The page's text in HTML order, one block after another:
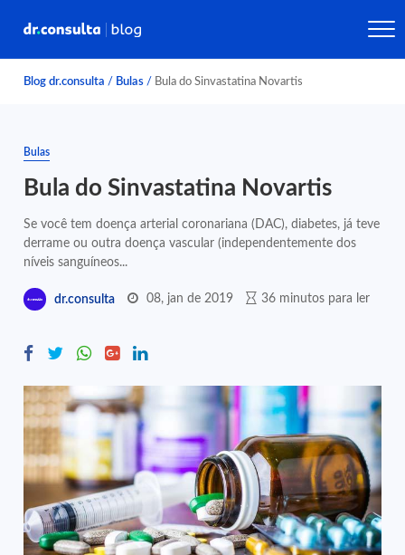
Blog dr.consulta / Bulas / Bula do Sinvastatina Novartis
Bulas
Bula do Sinvastatina Novartis
Se você tem doença arterial coronariana (DAC), diabetes, já teve
derrame ou outra doença vascular (independentemente dos
níveis sanguíneos...
dr.consulta 08, jan de 2019 36 minutos para ler